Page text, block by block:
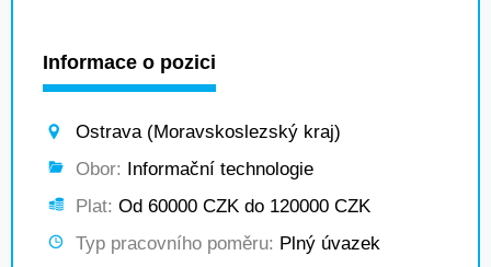
Informace o pozici
Ostrava (Moravskoslezský kraj)
Obor: Informační technologie
Plat: Od 60000 CZK do 120000 CZK
Typ pracovního poměru: Plný úvazek